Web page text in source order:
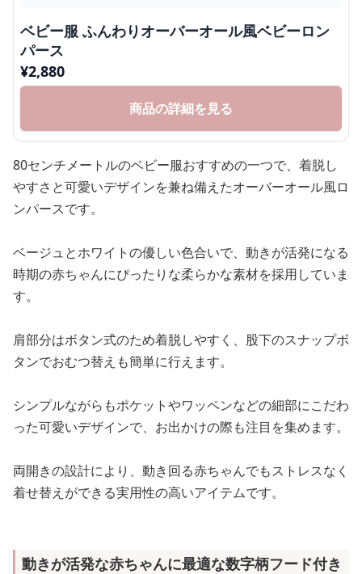
ベビー服 ふんわりオーバーオール風ベビーロン
パース
¥2,880
商品の詳細を見る
80センチメートルのベビー服おすすめの一つで、着脱し
やすさと可愛いデザインを兼ね備えたオーバーオール風ロ
ンパースです。
ベージュとホワイトの優しい色合いで、動きが活発になる
時期の赤ちゃんにぴったりな柔らかな素材を採用していま
す。
肩部分はボタン式のため着脱しやすく、股下のスナップボ
タンでおむつ替えも簡単に行えます。
シンプルながらもポケットやワッペンなどの細部にこだわ
った可愛いデザインで、お出かけの際も注目を集めます。
両開きの設計により、動き回る赤ちゃんでもストレスなく
着せ替えができる実用性の高いアイテムです。
動きが活発な赤ちゃんに最適な数字柄フード付き